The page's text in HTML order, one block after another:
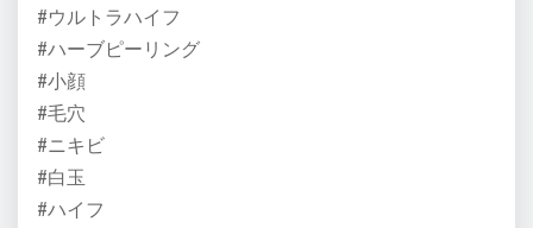
#ウルトラハイフ
#ハーブピーリング
#小顔
#毛穴
#ニキビ
#白玉
#ハイフ